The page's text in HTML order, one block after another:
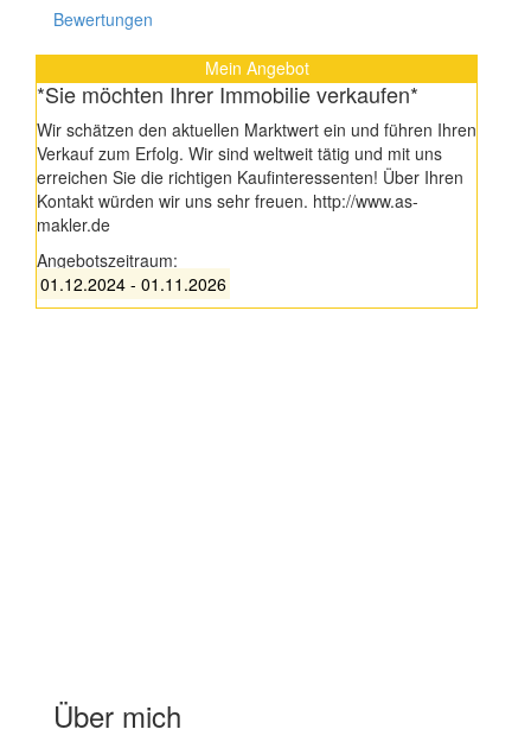
Bewertungen
Mein Angebot
*Sie möchten Ihrer Immobilie verkaufen*
Wir schätzen den aktuellen Marktwert ein und führen Ihren
Verkauf zum Erfolg. Wir sind weltweit tätig und mit uns
erreichen Sie die richtigen Kaufinteressenten! Über Ihren
Kontakt würden wir uns sehr freuen. http://www.as-
makler.de
Angebotszeitraum:
01.12.2024 - 01.11.2026
Über mich